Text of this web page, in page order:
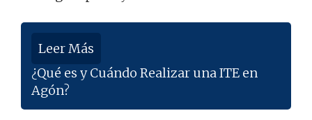
Leer Más
¿Qué es y Cuándo Realizar una ITE en
Agón?